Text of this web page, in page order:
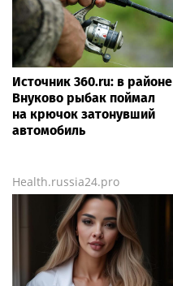
Источник 360.ru: в районе
Внуково рыбак поймал
на крючок затонувший
автомобиль
Health.russia24.pro